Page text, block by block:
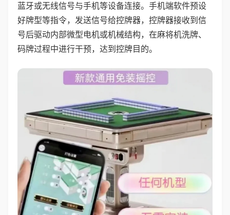
蓝牙或无线信号与手机等设备连接。手机端软件预设
好牌型等指令，发送信号给控牌器，控牌器接收到信
号后驱动内部微型电机或机械结构，在麻将机洗牌、
码牌过程中进行干预，达到控牌目的。